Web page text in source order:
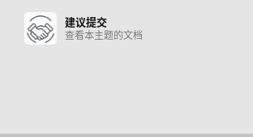
建议提交
查看本主题的文档